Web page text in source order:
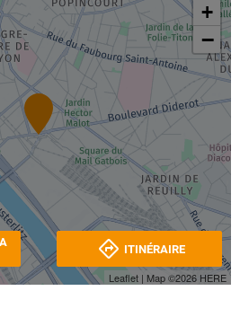
+
−
Leaflet | Map ©2026 HERE
ITINÉRAIRE